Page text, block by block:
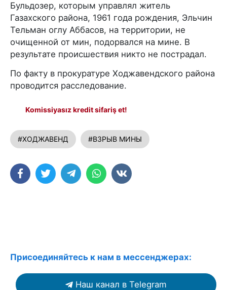
Бульдозер, которым управлял житель
Газахского района, 1961 года рождения, Эльчин
Тельман оглу Аббасов, на территории, не
очищенной от мин, подорвался на мине. В
результате происшествия никто не пострадал.
По факту в прокуратуре Ходжавендского района
проводится расследование.
Komissiyasız kredit sifariş et!
#ХОДЖАВЕНД #ВЗРЫВ МИНЫ
Присоединяйтесь к нам в мессенджерах:
Наш канал в Telegram